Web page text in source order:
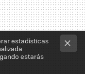
estadísticas
estarás